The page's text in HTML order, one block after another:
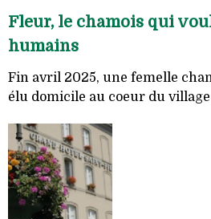
Fleur, le chamois qui
humains
Fin avril 2025, une femelle
élu domicile au coeur du